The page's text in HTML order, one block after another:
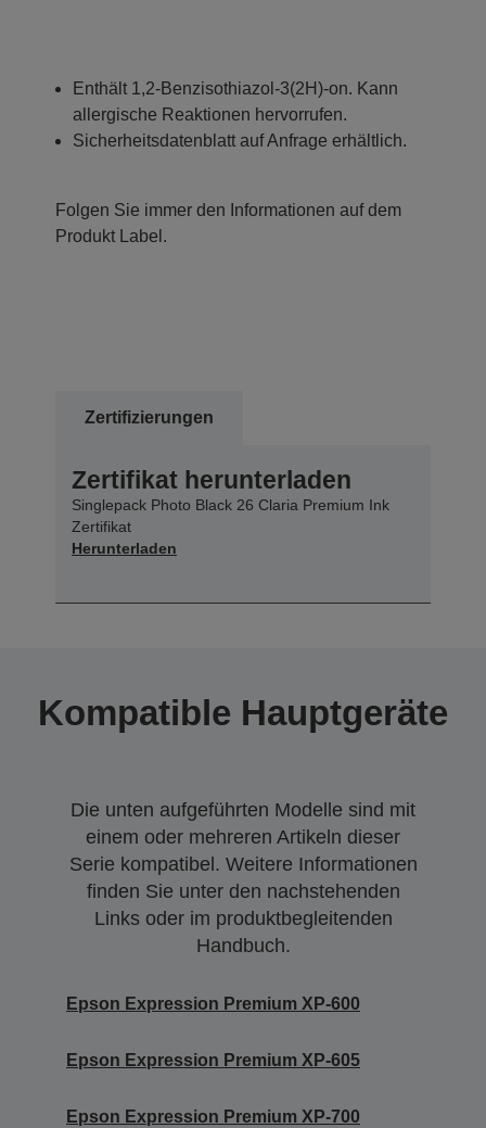
Enthält 1,2-Benzisothiazol-3(2H)-on. Kann
allergische Reaktionen hervorrufen.
Sicherheitsdatenblatt auf Anfrage erhältlich.
Folgen Sie immer den Informationen auf dem
Produkt Label.
Zertifizierungen
Zertifikat herunterladen
Singlepack Photo Black 26 Claria Premium Ink
Zertifikat
Herunterladen
Kompatible Hauptgeräte
Die unten aufgeführten Modelle sind mit
einem oder mehreren Artikeln dieser
Serie kompatibel. Weitere Informationen
finden Sie unter den nachstehenden
Links oder im produktbegleitenden
Handbuch.
Epson Expression Premium XP-600
Epson Expression Premium XP-605
Epson Expression Premium XP-700